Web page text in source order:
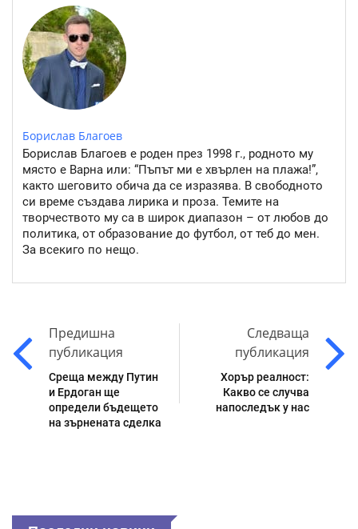
Борислав Благоев
Борислав Благоев е роден през 1998 г., родното му
място е Варна или: “Пъпът ми е хвърлен на плажа!”,
както шеговито обича да се изразява. В свободното
си време създава лирика и проза. Темите на
творчеството му са в широк диапазон – от любов до
политика, от образование до футбол, от теб до мен.
За всекиго по нещо.
Предишна
публикация
Среща между Путин
и Ердоган ще
определи бъдещето
на зърнената сделка
Следваща
публикация
Хорър реалност:
Какво се случва
напоследък у нас